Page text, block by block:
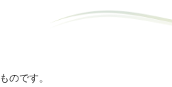
のです。